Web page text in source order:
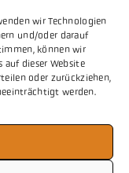
wir Technologien
und/oder darauf
können wir
auf dieser Website
oder zurückziehen,
werden.